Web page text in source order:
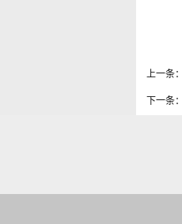
上一条：
下一条：